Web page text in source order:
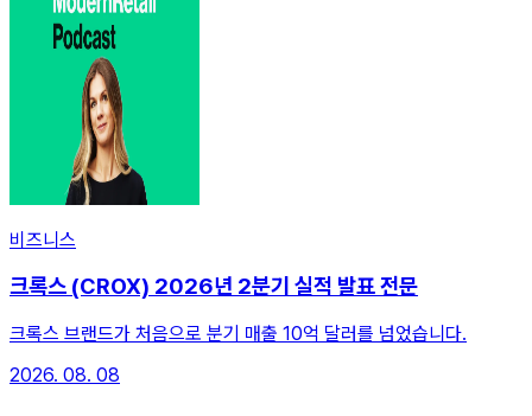
비즈니스
크록스 (CROX) 2026년 2분기 실적 발표 전문
크록스 브랜드가 처음으로 분기 매출 10억 달러를 넘었습니다.
2026. 08. 08